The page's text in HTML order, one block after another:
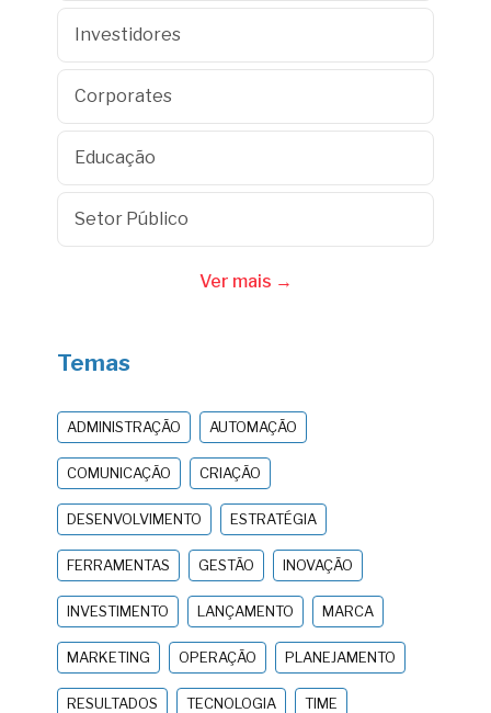
Investidores
Corporates
Educação
Setor Público
Ver mais →
Temas
ADMINISTRAÇÃO AUTOMAÇÃO
COMUNICAÇÃO CRIAÇÃO
DESENVOLVIMENTO ESTRATÉGIA
FERRAMENTAS GESTÃO INOVAÇÃO
INVESTIMENTO LANÇAMENTO MARCA
MARKETING OPERAÇÃO PLANEJAMENTO
RESULTADOS TECNOLOGIA TIME